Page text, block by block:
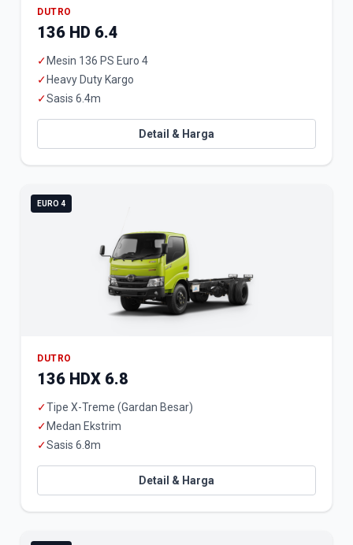
DUTRO
136 HD 6.4
✓ Mesin 136 PS Euro 4
✓ Heavy Duty Kargo
✓Sasis 6.4m
Detail & Harga
EURO 4
DUTRO
136 HDX 6.8
✓Tipe X-Treme (Gardan Besar)
✓ Medan Ekstrim
✓Sasis 6.8m
Detail & Harga